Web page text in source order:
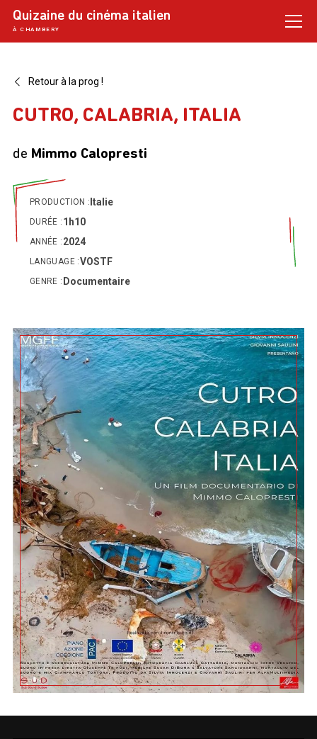
Skip
content
Quizaine du cinéma italien
À CHAMBERY
Retour à la prog !
CUTRO, CALABRIA, ITALIA
de Mimmo Calopresti
PRODUCTION : Italie
DURÉE : 1h10
ANNÉE : 2024
LANGUAGE :VOSTF
GENRE : Documentaire